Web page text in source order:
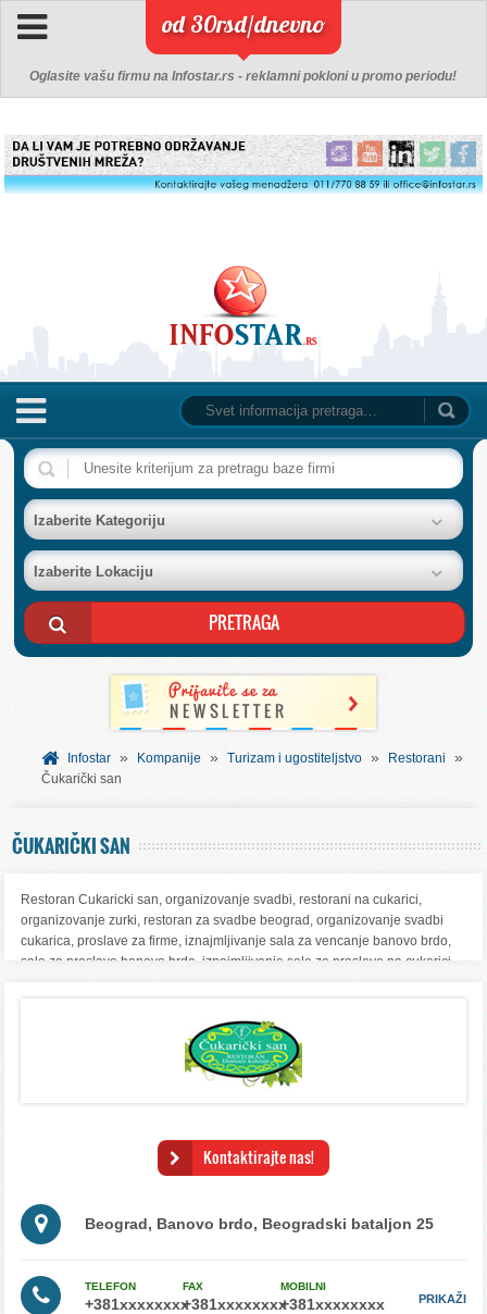
od 30rsd/dnevno
Oglasite vašu firmu na Infostar.rs - reklamni pokloni u promo periodu!
NASLOVNA
BAZA FIRMI
POSLOVNI OGLASI
AKCIJE I KATALOZI
BESPLATNI VAUČERI
SVET INFORMACIJA
Izaberite Kategoriju
Izaberite Lokaciju
Infostar » Kompanije » Turizam i ugostiteljstvo » Restorani »
Čukarički san
ČUKARIČKI SAN
Restoran Cukaricki san, organizovanje svadbi, restorani na cukarici,
organizovanje zurki, restoran za svadbe beograd, organizovanje svadbi
cukarica, proslave za firme, iznajmljivanje sala za vencanje banovo brdo,
sala za proslave banovo brdo, iznajmljivanje sale za proslave na cukarici,
sale za proslave na cukarici
Kontaktirajte nas!
Beograd, Banovo brdo, Beogradski bataljon 25
TELEFON FAX MOBILNI
PRIKAŽI